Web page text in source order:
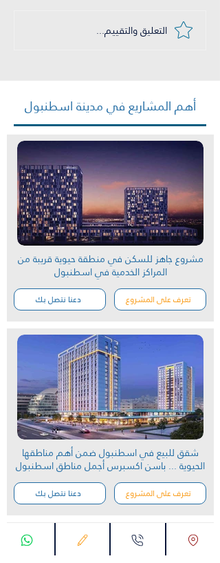
اهم المصطلحات العقارية
التعليق والتقييم...
أهم المشاريع في مدينة اسطنبول
مشروع جاهز للسكن في منطقة حيوية قريبة من
المراكز الخدمية في اسطنبول
دعنا نتصل بك تعرف على المشروع
شقق للبيع في اسطنبول ضمن أهم مناطقها
الحيوية ... باسن اكسبرس أجمل مناطق اسطنبول
دعنا نتصل بك تعرف على المشروع